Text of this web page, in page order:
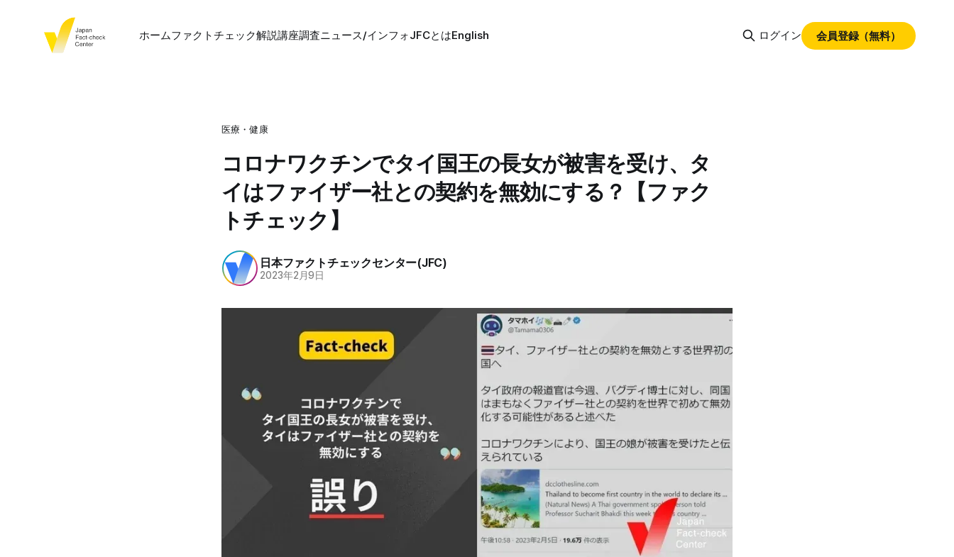
ホームファクトチェック解説講座調査ニュース/インフォJFCとはEnglish ログイン 会員登録（無料）
医療・健康
コロナワクチンでタイ国王の長女が被害を受け、タ
イはファイザー社との契約を無効にする？【ファク
トチェック】
日本ファクトチェックセンター(JFC)
2023年2月9日